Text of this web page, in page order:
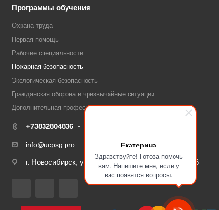
Екатерина
Здравствуйте! Готова помочь
вам. Напишите мне, если у
вас появятся вопросы.
Программы обучения
Охрана труда
Первая помощь
Рабочие специальности
Пожарная безопасность
Экологическая безопасность
Гражданская оборона и чрезвычайные ситуации
Дополнительная профессиональная переподготовка
+73832804836
info@ucpsg.pro
г. Новосибирск, ул. Некрасова 54, 6 этаж, офис 606